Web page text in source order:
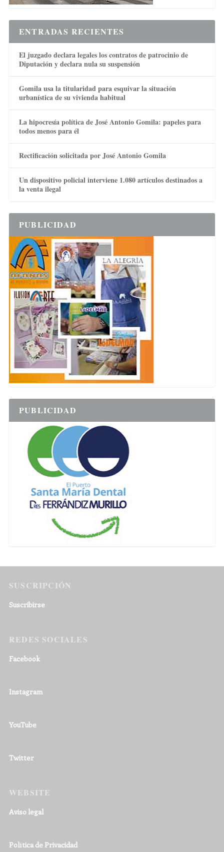
ENTRADAS RECIENTES
El juzgado declara legales los contratos de patrocinio de
Diputación y declara nula su suspensión
Gomila usa la titularidad para esquivar la situación
urbanística de su vivienda habitual
La hipocresía política de José Antonio Gomila: papeles para
todos menos para él
Rectificación solicitada por José Antonio Gomila
Un dispositivo policial interviene 1.080 artículos destinados a
la venta ilegal
PUBLICIDAD
PUBLICIDAD
SUSCRIPCIÓN
Suscribirse
REDES SOCIALES
Facebook
Instagram
YouTube
Twitter
WEBSITE
Aviso legal
Política de Privacidad